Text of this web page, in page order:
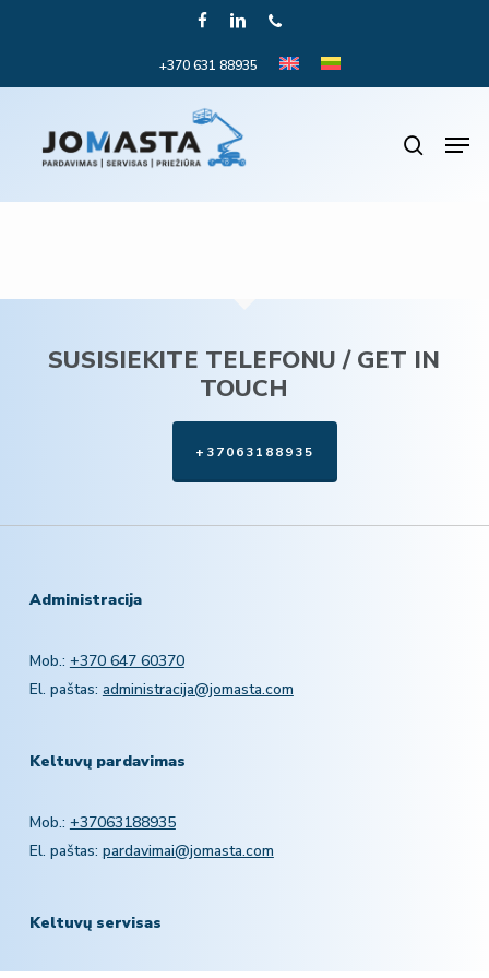
FACEBOOKLINKEDINPHONE
+370 631 88935
search
SUSISIEKITE TELEFONU / GET IN
TOUCH
+37063188935
Administracija
Mob.: +370 647 60370
El. paštas: administracija@jomasta.com
Keltuvų pardavimas
Mob.: +37063188935
El. paštas: pardavimai@jomasta.com
Keltuvų servisas